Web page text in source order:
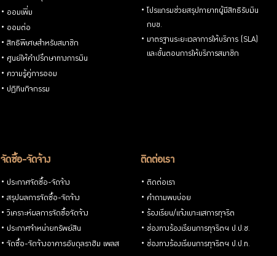
ออมเพิ่ม
ออมต่อ
สิทธิพิเศษสำหรับสมาชิก
ศูนย์ให้คำปรึกษาทางการเงิน
ความรู้คู่การออม
ปฏิทินกิจกรรม
โปรแกรมช่วยสรุปทายาทผู้มีสิทธิรับเงิน
กบข.
มาตรฐานระยะเวลาการให้บริการ (SLA)
และขั้นตอนการให้บริการสมาชิก
จัดซื้อ-จัดจ้าง
ประกาศจัดซื้อ-จัดจ้าง
สรุปผลการจัดซื้อ-จัดจ้าง
วิเคราะห์ผลการจัดซื้อจัดจ้าง
ประกาศจำหน่ายทรัพย์สิน
จัดซื้อ-จัดจ้างอาคารอับดุลราฮิม เพลส
ติดต่อเรา
ติดต่อเรา
คำถามพบบ่อย
ร้องเรียน/แจ้งเบาะแสการทุจริต
ช่องทางร้องเรียนการทุจริตฯ ป.ป.ช.
ช่องทางร้องเรียนการทุจริตฯ ป.ป.ท.